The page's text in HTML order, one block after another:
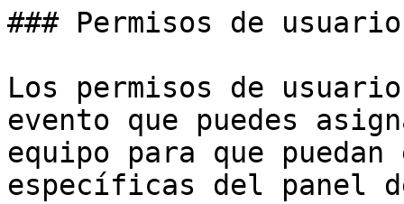
### Permisos de
Los permisos de
evento que puedes
equipo para que
específicas del panel